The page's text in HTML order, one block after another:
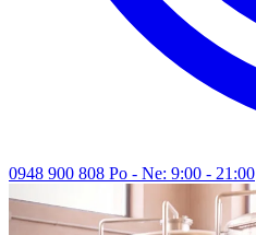
0948 900 808 Po - Ne: 9:00 - 21:00